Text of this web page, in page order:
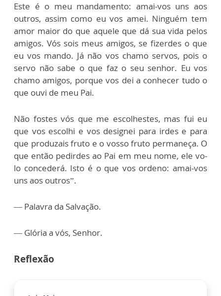
Este é o meu mandamento: amai-vos uns aos
outros, assim como eu vos amei. Ninguém tem
amor maior do que aquele que dá sua vida pelos
amigos. Vós sois meus amigos, se fizerdes o que
eu vos mando. Já não vos chamo servos, pois o
servo não sabe o que faz o seu senhor. Eu vos
chamo amigos, porque vos dei a conhecer tudo o
que ouvi de meu Pai.
Não fostes vós que me escolhestes, mas fui eu
que vos escolhi e vos designei para irdes e para
que produzais fruto e o vosso fruto permaneça. O
que então pedirdes ao Pai em meu nome, ele vo-
lo concederá. Isto é o que vos ordeno: amai-vos
uns aos outros”.
— Palavra da Salvação.
— Glória a vós, Senhor.
Reflexão